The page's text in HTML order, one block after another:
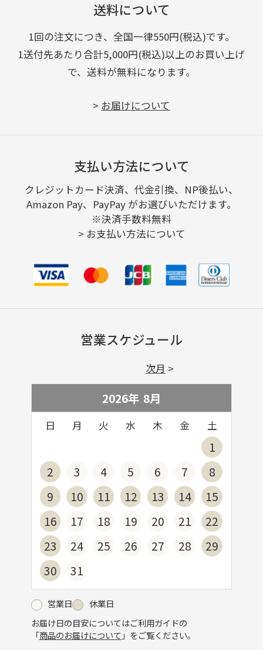
送料について
1回の注文につき、全国一律550円(税込)です。
1送付先あたり合計5,000円(税込)以上のお買い上げ
で、送料が無料になります。
> お届けについて
支払い方法について
クレジットカード決済、代金引換、NP後払い、
Amazon Pay、PayPay がお選びいただけます。
※決済手数料無料
> お支払い方法について
営業スケジュール
2026年 8月
日 月 火 水 木 金 土
1
2
3 4 5 6 7
8
9
10 11 12 13 14
15
16
17 18 19 20 21
22
23
24 25 26 27 28
29
30
31
次月
営業日
休業日
お届け日の目安についてはご利用ガイドの
「商品のお届けについて 」をご覧ください。